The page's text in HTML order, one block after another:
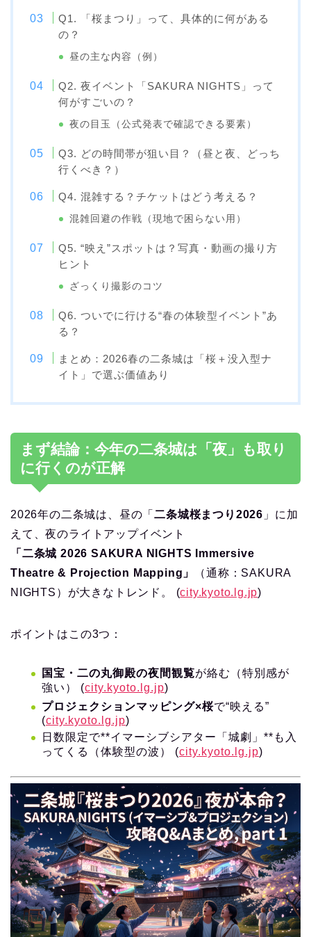
Q1. 「桜まつり」って、具体的に何がある
の？
昼の主な内容（例）
Q2. 夜イベント「SAKURA NIGHTS」って
何がすごいの？
夜の目玉（公式発表で確認できる要素）
Q3. どの時間帯が狙い目？（昼と夜、どっち
行くべき？）
Q4. 混雑する？チケットはどう考える？
混雑回避の作戦（現地で困らない用）
Q5. “映え”スポットは？写真・動画の撮り方
ヒント
ざっくり撮影のコツ
Q6. ついでに行ける“春の体験型イベント”あ
る？
まとめ：2026春の二条城は「桜＋没入型ナ
イト」で選ぶ価値あり
まず結論：今年の二条城は「夜」も取り
に行くのが正解
2026年の二条城は、昼の「二条城桜まつり2026 」に加
えて、夜のライトアップイベント
「二条城 2026 SAKURA NIGHTS Immersive
Theatre & Projection Mapping」
（通称：SAKURA
NIGHTS）が大きなトレンド。 (city.kyoto.lg.jp)
ポイントはこの3つ：
国宝・二の丸御殿の夜間観覧が絡む（特別感が
強い） (city.kyoto.lg.jp)
プロジェクションマッピング×桜で“映える”
(city.kyoto.lg.jp)
日数限定で**イマーシブシアター「城劇」**も入
ってくる（体験型の波） (city.kyoto.lg.jp)